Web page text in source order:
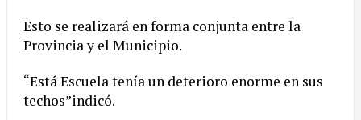
Esto se realizará en forma conjunta entre la
Provincia y el Municipio.
“Está Escuela tenía un deterioro enorme en sus
techos”indicó.